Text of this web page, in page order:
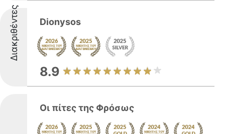
Διακριθέντες Dionysos
8.9
Οι πίτες της Φρόσως